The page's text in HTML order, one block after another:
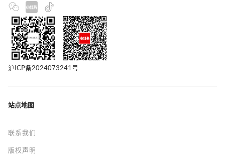
沪ICP备2024073241号
站点地图
联系我们
版权声明